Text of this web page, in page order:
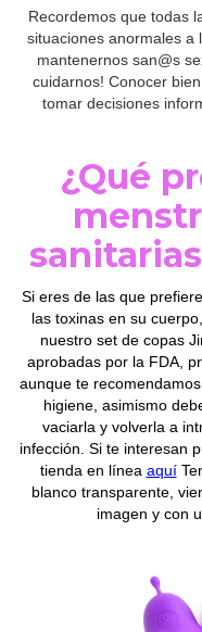
Recordemos que todas
situaciones anormales a
mantenernos san@s
cuidarnos! Conocer
tomar decisiones
¿Qué
Si eres de las que
las toxinas en su
nuestro set de copas
aprobadas por la FDA,
aunque te
higiene, asimismo
vaciarla y volverla a
infección. Si te interesan
tienda en línea aquí
blanco transparente,
imagen y con